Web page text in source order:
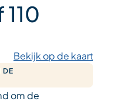
Bekijk op de kaart
DE
om de